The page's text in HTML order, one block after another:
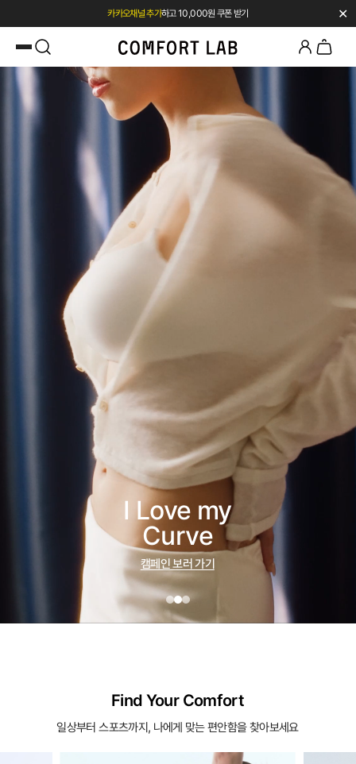
카카오채널 추가하고 10,000원 쿠폰 받기
첫 구매 시 베스트셀러 50% 즉시 할인
✕
I Love my
Curve
캠페인 보러 가기
Find Your Comfort
일상부터 스포츠까지, 나에게 맞는 편안함을 찾아보세요